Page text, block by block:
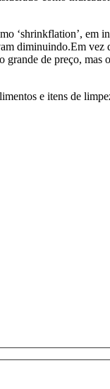
‘shrinkflation’,
diminuindo.Em vez
de preço,
e itens de